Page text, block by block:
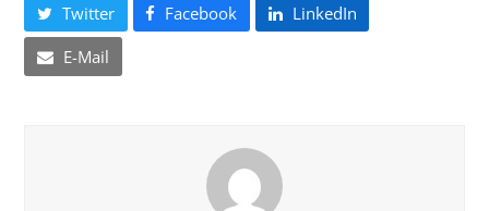
Twitter Facebook LinkedIn
E-Mail